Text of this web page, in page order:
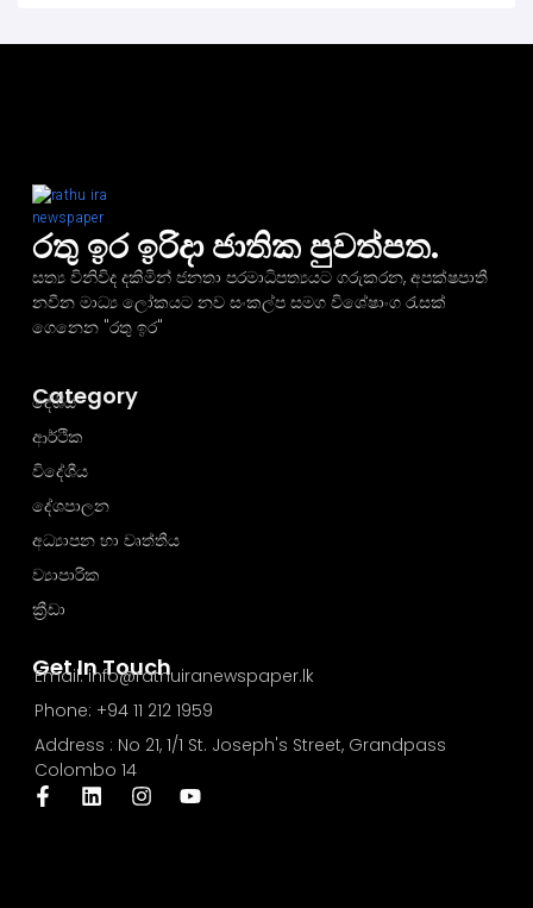
රතු ඉර ඉරිදා ජාතික පුවත්පත.
සත්‍ය විනිවිද දකිමින් ජනතා පරමාධිපත්‍යයට ගරුකරන, අපක්ෂපාතී
නවීන මාධ්‍ය ලෝකයට නව සංකල්ප සමග විශේෂාංග රැසක්
ගෙනෙන "රතු ඉර"
Get In Touch
Email: info@rathuiranewspaper.lk
Phone: +94 11 212 1959
Address : No 21, 1/1 St. Joseph's Street, Grandpass
Colombo 14
Category
දේශීය
ආර්ථික
විදේශීය
දේශපාලන
අධ්‍යාපන හා වෘත්තීය
ව්‍යාපාරික
ක්‍රීඩා